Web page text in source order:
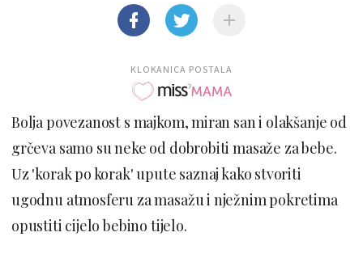
KLOKANICA POSTALA
Bolja povezanost s majkom, miran san i olakšanje od
grčeva samo su neke od dobrobiti masaže za bebe.
Uz 'korak po korak' upute saznaj kako stvoriti
ugodnu atmosferu za masažu i nježnim pokretima
opustiti cijelo bebino tijelo.